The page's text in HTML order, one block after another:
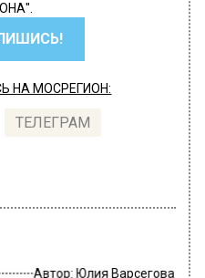
НА МОСРЕГИОН:
ТЕЛЕГРАМ
Автор:Юлия Варсегова